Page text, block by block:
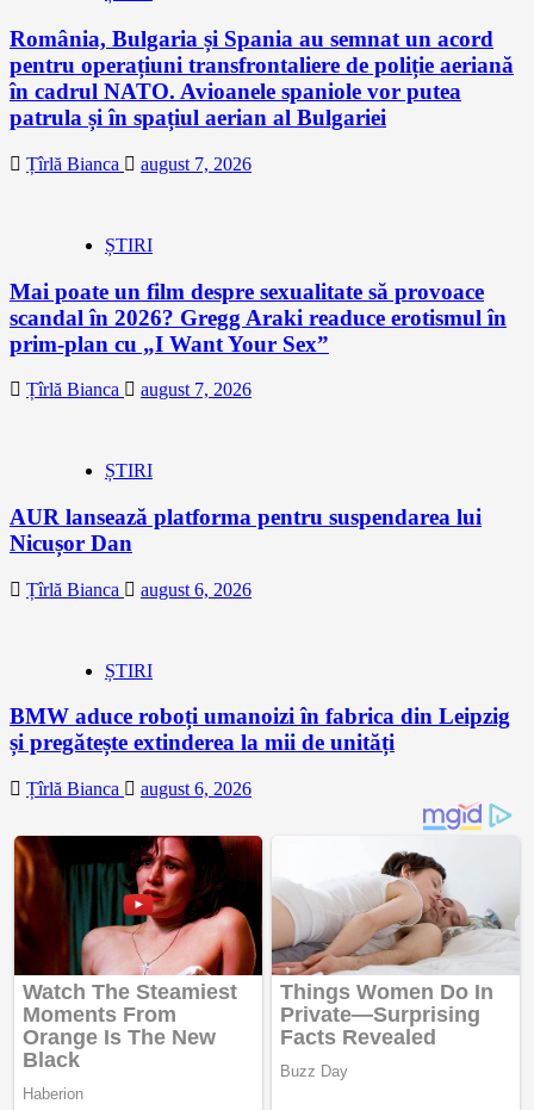
România, Bulgaria și Spania au semnat un acord
pentru operațiuni transfrontaliere de poliție aeriană
în cadrul NATO. Avioanele spaniole vor putea
patrula și în spațiul aerian al Bulgariei
Țîrlă Bianca august 7, 2026
ȘTIRI
Mai poate un film despre sexualitate să provoace
scandal în 2026? Gregg Araki readuce erotismul în
prim-plan cu „I Want Your Sex”
Țîrlă Bianca august 7, 2026
ȘTIRI
AUR lansează platforma pentru suspendarea lui
Nicușor Dan
Țîrlă Bianca august 6, 2026
ȘTIRI
BMW aduce roboți umanoizi în fabrica din Leipzig
și pregătește extinderea la mii de unități
Țîrlă Bianca august 6, 2026